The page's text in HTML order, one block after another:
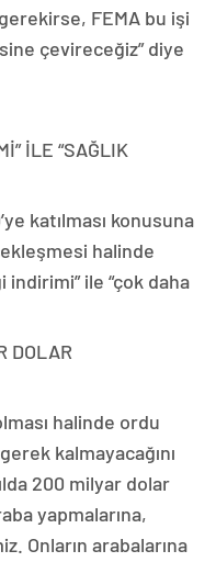
FEMA bu işi
çevireceğiz” diye
İLE “SAĞLIK
katılması konusuna
halinde
indirimi” ile “çok daha
DOLAR
halinde ordu
kalmayacağını
200 milyar dolar
yapmalarına,
Onların arabalarına